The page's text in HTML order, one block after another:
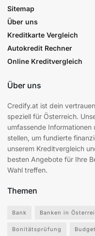
Sitemap
Über uns
Kreditkarte Vergleich
Autokredit Rechner
Online Kreditvergleich
Über uns
Credify.at ist dein
speziell für Österreich.
umfassende
stellen, um fundierte
unserem Kreditvergleich
besten Angebote für Ihre
Wahl treffen.
Themen
Bank Banken in
Bonitätsprüfung